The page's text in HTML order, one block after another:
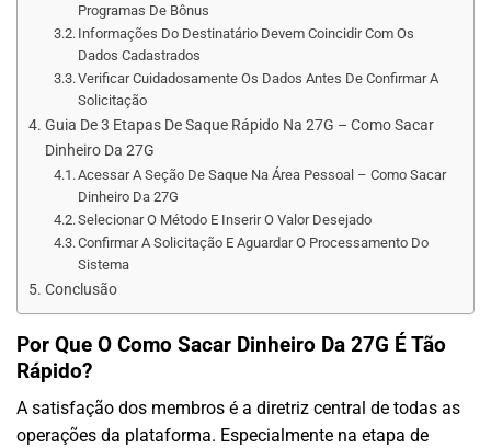
Programas De Bônus
Informações Do Destinatário Devem Coincidir Com Os
Dados Cadastrados
Verificar Cuidadosamente Os Dados Antes De Confirmar A
Solicitação
Guia De 3 Etapas De Saque Rápido Na 27G – Como Sacar
Dinheiro Da 27G
Acessar A Seção De Saque Na Área Pessoal – Como Sacar
Dinheiro Da 27G
Selecionar O Método E Inserir O Valor Desejado
Confirmar A Solicitação E Aguardar O Processamento Do
Sistema
Conclusão
Por Que O Como Sacar Dinheiro Da 27G É Tão
Rápido?
A satisfação dos membros é a diretriz central de todas as
operações da plataforma. Especialmente na etapa de